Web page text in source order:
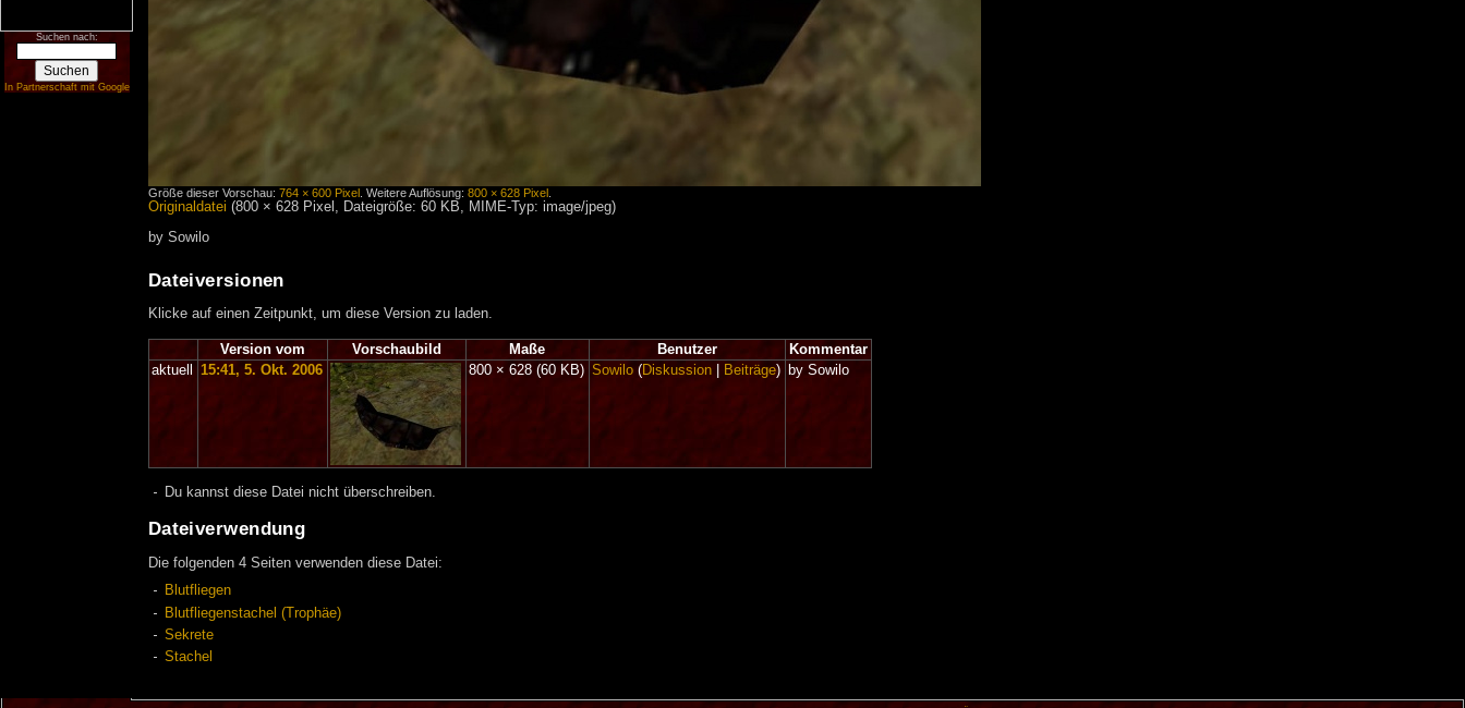
Suchen nach:
In Partnerschaft mit Google
Größe dieser Vorschau: 764 × 600 Pixel. Weitere Auflösung: 800 × 628 Pixel.
Originaldatei (800 × 628 Pixel, Dateigröße: 60 KB, MIME-Typ: image/jpeg)
by Sowilo
Dateiversionen
Klicke auf einen Zeitpunkt, um diese Version zu laden.
Version vom Vorschaubild Maße Benutzer
Kommentar
aktuell
15:41, 5. Okt. 2006 800 × 628(60 KB) Sowilo (Diskussion Beiträge) by Sowilo
Du kannst diese Datei nicht überschreiben.
Dateiverwendung
Die folgenden 4 Seiten verwenden diese Datei:
Blutfliegen
Blutfliegenstachel (Trophäe)
Sekrete
Stachel